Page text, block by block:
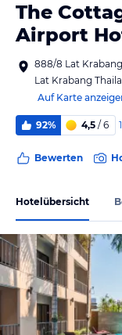
The
Airport
888/8 Lat
Lat Krabang
Auf Karte
92% 4,5 / 6
Bewerten
Hotelübersicht